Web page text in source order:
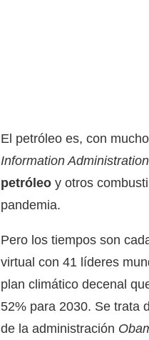
El petróleo es, con
Information Administration
petróleo y otros
pandemia.
Pero los tiempos son
virtual con 41 líderes
plan climático decenal
52% para 2030. Se trata
de la administración